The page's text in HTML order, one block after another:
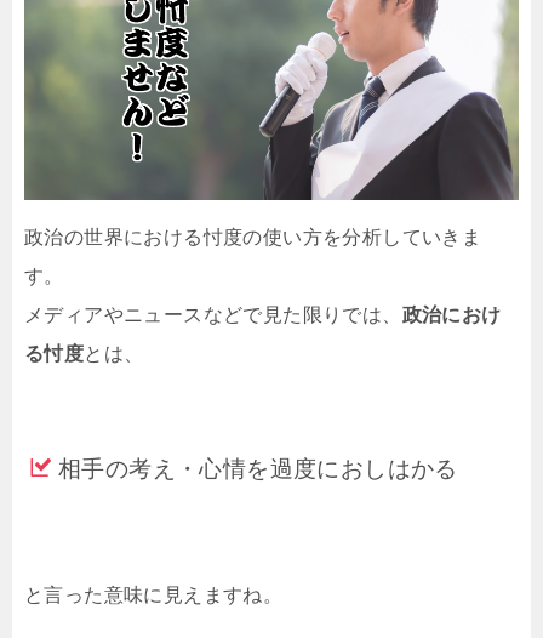
政治の世界における忖度の使い方を分析していきま
す。
メディアやニュースなどで見た限りでは、 政治におけ
る忖度とは、
相手の考え・心情を過度におしはかる
と言った意味に見えますね。